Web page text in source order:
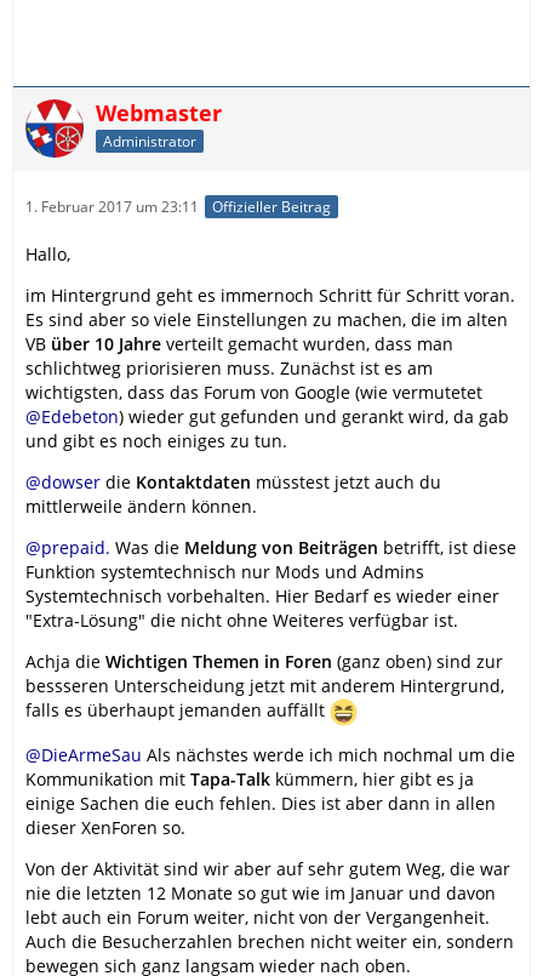
Webmaster
Administrator
1. Februar 2017 um 23:11 Offizieller Beitrag
Hallo,
im Hintergrund geht es immernoch Schritt für Schritt voran.
Es sind aber so viele Einstellungen zu machen, die im alten
VB über 10 Jahre verteilt gemacht wurden, dass man
schlichtweg priorisieren muss. Zunächst ist es am
wichtigsten, dass das Forum von Google (wie vermutetet
@Edebeton) wieder gut gefunden und gerankt wird, da gab
und gibt es noch einiges zu tun.
@dowser die Kontaktdaten müsstest jetzt auch du
mittlerweile ändern können.
@prepaid. Was die Meldung von Beiträgen betrifft, ist diese
Funktion systemtechnisch nur Mods und Admins
Systemtechnisch vorbehalten. Hier Bedarf es wieder einer
"Extra-Lösung" die nicht ohne Weiteres verfügbar ist.
Achja die Wichtigen Themen in Foren (ganz oben) sind zur
bessseren Unterscheidung jetzt mit anderem Hintergrund,
falls es überhaupt jemanden auffällt
@DieArmeSau Als nächstes werde ich mich nochmal um die
Kommunikation mit Tapa-Talk kümmern, hier gibt es ja
einige Sachen die euch fehlen. Dies ist aber dann in allen
dieser XenForen so.
Von der Aktivität sind wir aber auf sehr gutem Weg, die war
nie die letzten 12 Monate so gut wie im Januar und davon
lebt auch ein Forum weiter, nicht von der Vergangenheit.
Auch die Besucherzahlen brechen nicht weiter ein, sondern
bewegen sich ganz langsam wieder nach oben.